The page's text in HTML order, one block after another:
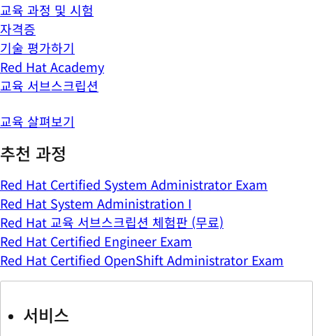
교육 과정 및 시험
자격증
기술 평가하기
Red Hat Academy
교육 서브스크립션
교육 살펴보기
추천 과정
Red Hat Certified System Administrator Exam
Red Hat System Administration I
Red Hat 교육 서브스크립션 체험판 (무료)
Red Hat Certified Engineer Exam
Red Hat Certified OpenShift Administrator Exam
서비스